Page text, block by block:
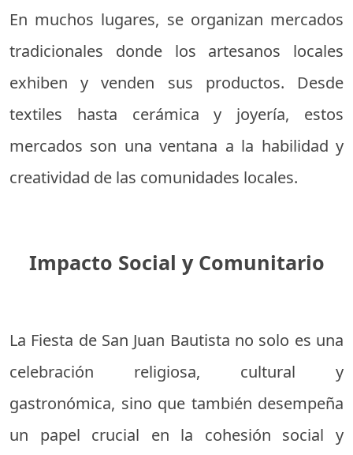
En muchos lugares, se organizan mercados
tradicionales donde los artesanos locales
exhiben y venden sus productos. Desde
textiles hasta cerámica y joyería, estos
mercados son una ventana a la habilidad y
creatividad de las comunidades locales.
Impacto Social y Comunitario
La Fiesta de San Juan Bautista no solo es una
celebración religiosa, cultural y
gastronómica, sino que también desempeña
un papel crucial en la cohesión social y